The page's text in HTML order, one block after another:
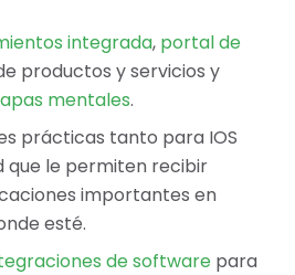
integrada, portal de
productos y servicios y
mentales.
prácticas tanto para IOS
que le permiten recibir
importantes en
esté.
de software para